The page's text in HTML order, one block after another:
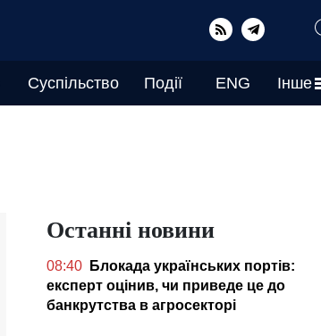
Суспільство Події ENG Інше
Останні новини
08:40
Блокада українських портів:
експерт оцінив, чи приведе це до
банкрутства в агросекторі